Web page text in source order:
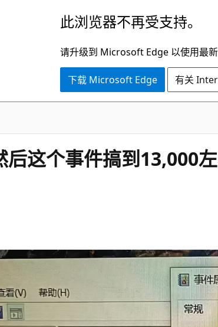
此浏览器不再受支持。
请升级到 Microsoft Edge 以使用最新
下载 Microsoft Edge 有关
后这个事件搞到13,000